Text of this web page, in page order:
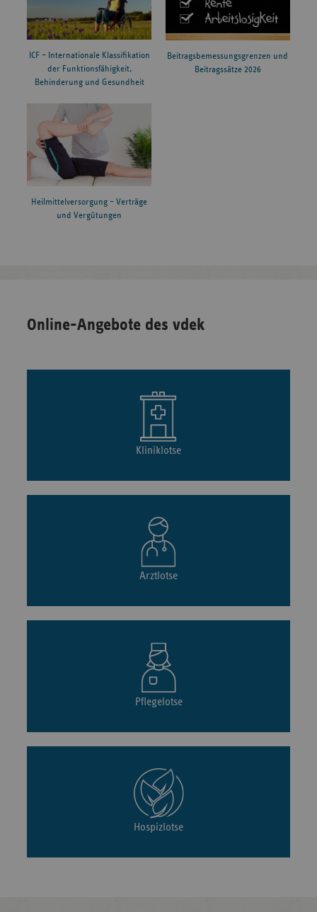
ICF – Internationale Klassifikation
der Funktionsfähigkeit,
Behinderung und Gesundheit
Beitragsbemessungsgrenzen und
Beitragssätze 2026
Heilmittelversorgung – Verträge
und Vergütungen
Online-Angebote des vdek
Kliniklotse
Arztlotse
Pflegelotse
Hospizlotse